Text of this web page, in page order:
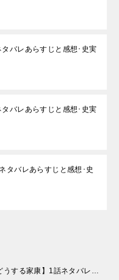
タバレあらすじと感想･史実
タバレあらすじと感想･史実
タバレあらすじと感想･史